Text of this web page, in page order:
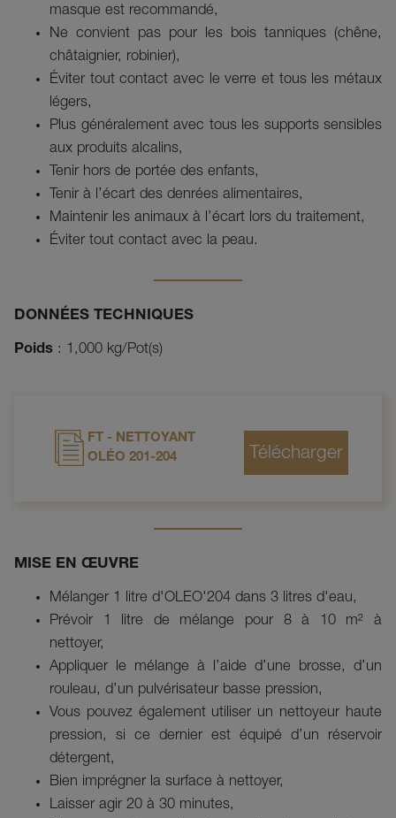
masque est recommandé,
Ne convient pas pour les bois tanniques (chêne,
châtaignier, robinier),
Éviter tout contact avec le verre et tous les métaux
légers,
Plus généralement avec tous les supports sensibles
aux produits alcalins,
Tenir hors de portée des enfants,
Tenir à l’écart des denrées alimentaires,
Maintenir les animaux à l’écart lors du traitement,
Éviter tout contact avec la peau.
DONNÉES TECHNIQUES
Poids : 1,000 kg/Pot(s)
FT - NETTOYANT
OLÉO 201-204
MISE EN ŒUVRE
Mélanger 1 litre d'OLEO'204 dans 3 litres d'eau,
Prévoir 1 litre de mélange pour 8 à 10 m² à
nettoyer,
Appliquer le mélange à l’aide d’une brosse, d’un
rouleau, d’un pulvérisateur basse pression,
Vous pouvez également utiliser un nettoyeur haute
pression, si ce dernier est équipé d’un réservoir
détergent,
Bien imprégner la surface à nettoyer,
Laisser agir 20 à 30 minutes,